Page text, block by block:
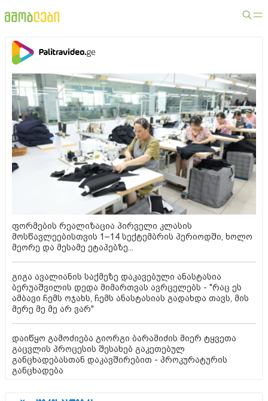
ფორმების რეალიზაცია პირველი კლასის
მოსწავლეებისთვის 1–14 სექტემბრის პერიოდში, ხოლო
მეორე და მესამე ეტაპებზე...
გიგა ავალიანის საქმეზე დაკავებული ანასტასია
ბერუაშვილის დედა მიმართვას ავრცელებს - "რაც ეს
ამბავი ჩემს ოჯახს, ჩემს ანასტასიას გადახდა თავს, მის
მერე მე მე არ ვარ"
დაიწყო გამოძიება გიორგი ბარამიძის მიერ ტყვეთა
გაცვლის პროცესის შესახებ გაკეთებულ
განცხადებასთან დაკავშირებით - პროკურატურის
განცხადება